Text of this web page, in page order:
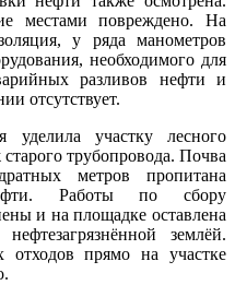
местами повреждено. На
у ряда манометров
необходимого для
разливов нефти и
отсутствует.
уделила участку лесного
трубопровода. Почва
метров пропитана
Работы по сбору
и на площадке оставлена
землёй.
отходов прямо на участке